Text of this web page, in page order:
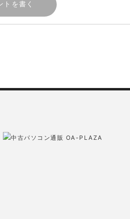
中古パソコン通販 OA-PLAZA